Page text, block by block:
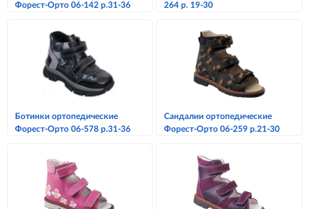
Форест-Орто 06-142 р.31-36
264 р. 19-30
Ботинки ортопедические
Форест-Орто 06-578 р.31-36
Сандалии ортопедические
Форест-Орто 06-259 р.21-30